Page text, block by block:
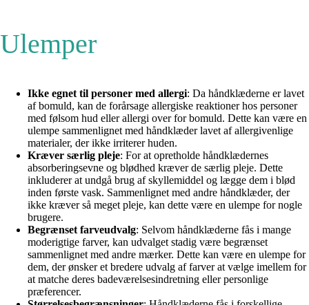
Ulemper
Ikke egnet til personer med allergi: Da håndklæderne er lavet
af bomuld, kan de forårsage allergiske reaktioner hos personer
med følsom hud eller allergi over for bomuld. Dette kan være en
ulempe sammenlignet med håndklæder lavet af allergivenlige
materialer, der ikke irriterer huden.
Kræver særlig pleje: For at opretholde håndklædernes
absorberingsevne og blødhed kræver de særlig pleje. Dette
inkluderer at undgå brug af skyllemiddel og lægge dem i blød
inden første vask. Sammenlignet med andre håndklæder, der
ikke kræver så meget pleje, kan dette være en ulempe for nogle
brugere.
Begrænset farveudvalg: Selvom håndklæderne fås i mange
moderigtige farver, kan udvalget stadig være begrænset
sammenlignet med andre mærker. Dette kan være en ulempe for
dem, der ønsker et bredere udvalg af farver at vælge imellem for
at matche deres badeværelsesindretning eller personlige
præferencer.